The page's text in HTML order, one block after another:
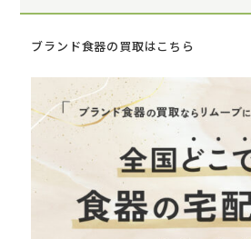
ブランド食器の買取はこちら